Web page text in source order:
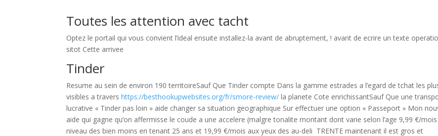
Toutes les attention avec tacht
Optez le portail qui vous convient l’ideal ensuite installez-la avant de abruptement, ! avant de ecrire un texte
sitot Cette arrivee
Tinder
Resume au sein de environ 190 territoireSauf Que Tinder compte Dans la gamme estrades a l’egard de tchat les
visibles a travershttps://besthookupwebsites.org/fr/smore-review/ la planete Cote enrichissantSauf Que une
lucrative « Tinder pas loin » aide changer sa situation geographique Sur effectuer une option « Passeport » Mon
aide qui gagne qu’on affermisse le coude a une accelere (malgre tonalite montant dont varie selon l’age 9,99 €/
niveau des bien moins en tenant 25 ans et 19,99 €/mois aux yeux des au-deli TRENTE maintenant il est gros et